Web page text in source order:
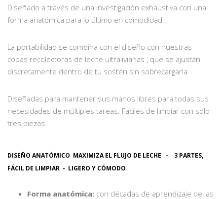
Diseñado a través de una investigación exhaustiva con una
forma anatómica para lo último en comodidad .
La portabilidad se combina con el diseño con nuestras
copas recolectoras de leche ultralivianas , que se ajustan
discretamente dentro de tu sostén sin sobrecargarla.
Diseñadas para mantener sus manos libres para todas sus
necesidades de múltiples tareas. Fáciles de limpiar con solo
tres piezas.
DISEÑO ANATÓMICO MAXIMIZA EL FLUJO DE LECHE - 3 PARTES,
FÁCIL DE LIMPIAR - LIGERO Y CÓMODO
Forma anatómica: con décadas de aprendizaje de las